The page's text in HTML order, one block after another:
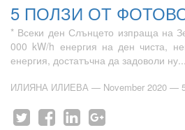
5 ПОЛЗИ ОТ
* Всеки ден Слънцето изпраща на
000 kW/h енергия на ден чиста,
енергия, достатъчна да задоволи ну...
ИЛИЯНА ИЛИЕВА — November 2020 —